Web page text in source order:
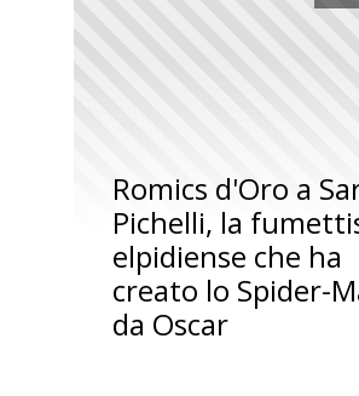
Romics d'Oro a
Pichelli, la
elpidiense che ha
creato lo Spider-
da Oscar